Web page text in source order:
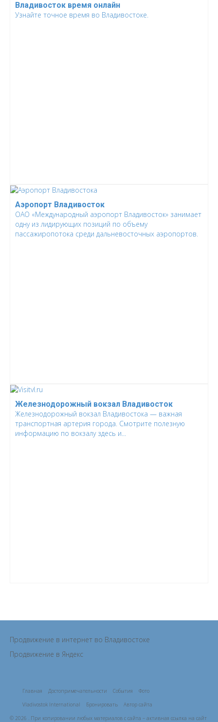
Владивосток время онлайн
Узнайте точное время во Владивостоке.
Аэропорт Владивосток
ОАО «Международный аэропорт Владивосток» занимает
одну из лидирующих позиций по объему
пассажиропотока среди дальневосточных аэропортов.
Железнодорожный вокзал Владивосток
Железнодорожный вокзал Владивостока — важная
транспортная артерия города. Смотрите полезную
информацию по вокзалу здесь и...
Продвижение в интернет во Владивостоке
Продвижение в Яндекс
Главная Достопримечательности События
Фото
Vladivostok International
Бронировать
Автор сайта
© 2026 . При копировании любых материалов с сайта – активная ссылка на сайт